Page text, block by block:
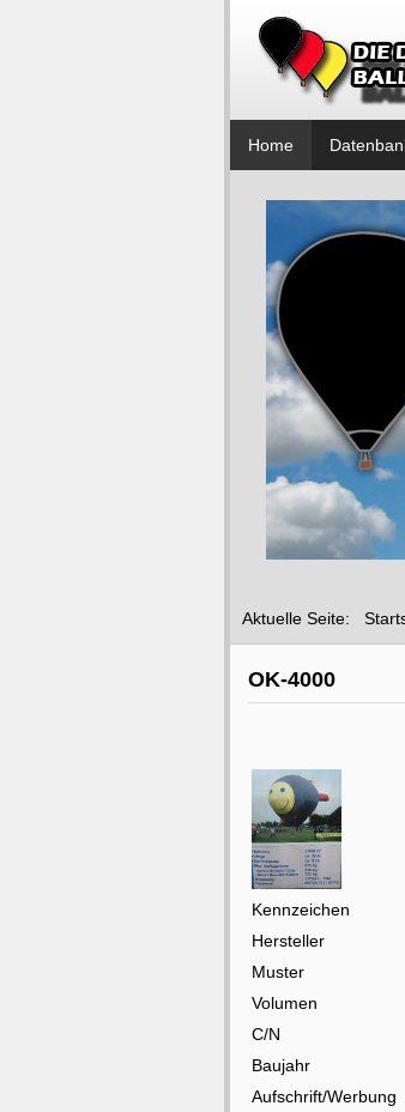
Home
Aktuelle Seite:
OK-4000
Kennzeichen
Hersteller
Muster
Volumen
C/N
Baujahr
Aufschrift/Werbung